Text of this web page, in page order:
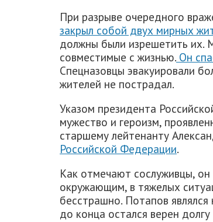
При разрыве очередного
закрыл собой двух мирных
должны были изрешетить их.
совместимые с жизнью. Он
Спецназовцы эвакуировали
жителей не пострадал.
Указом президента
мужество и героизм,
старшему лейтенанту
Российской Федерации.
Как отмечают сослуживцы,
окружающим, в тяжелых
бесстрашно. Потапов
до конца остался верен долгу